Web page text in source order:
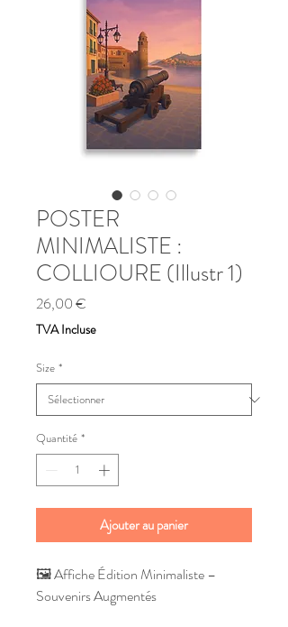
POSTER
MINIMALISTE :
COLLIOURE (Illustr 1)
26,00 €
TVA Incluse
Size *
Quantité *
Ajouter au panier
🖼️ Affiche Édition Minimaliste –
Souvenirs Augmentés